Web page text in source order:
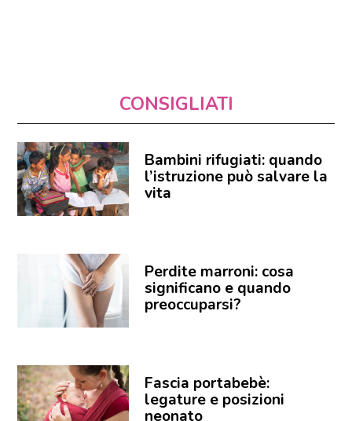
CONSIGLIATI
Bambini rifugiati: quando
l’istruzione può salvare la
vita
Perdite marroni: cosa
significano e quando
preoccuparsi?
Fascia portabebè:
legature e posizioni
neonato